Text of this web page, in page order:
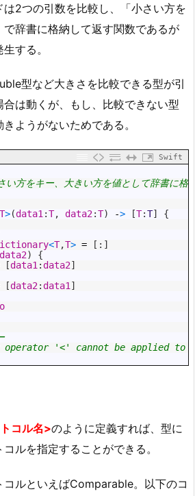
2つの引数を比較し、「小さい方を
辞書に格納して返す関数であるが
する。
型など大きさを比較できる型が引
は動くが、もし、比較できない型
ようがないためである。
Swift
方をキー、大きい方を値として辞書に格
T>(data1 :T, data2:T) -> [T:T]
{
<T,T> = [ : ]
data2)
{
[data1 :data2]
[data2:data1 ]
'<' cannot be applied to
コル名>のように定義すれば、型に
ルを指定することができる。
コルといえばComparable。以下のコ